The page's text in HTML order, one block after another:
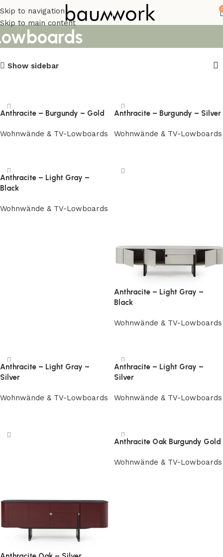
Skip to navigation
Skip to main content
& TV-
Show sidebar
Anthracite – Burgundy – Gold
Wohnwände & TV-Lowboards
Anthracite – Burgundy – Silver
Wohnwände & TV-Lowboards
Anthracite – Light Gray –
Black
Wohnwände & TV-Lowboards
Anthracite – Light Gray –
Black
Wohnwände & TV-Lowboards
Anthracite – Light Gray –
Silver
Wohnwände & TV-Lowboards
Anthracite – Light Gray –
Silver
Wohnwände & TV-Lowboards
Anthracite Oak Burgundy Gold
Wohnwände & TV-Lowboards